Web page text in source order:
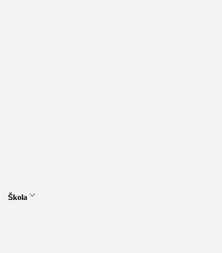
Škola